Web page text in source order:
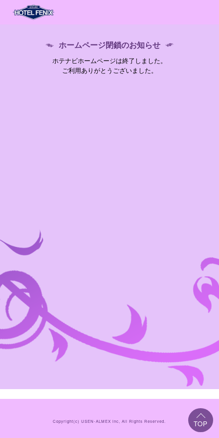
ホームページ閉鎖のお知らせ
ホテナビホームページは終了しました。
ご利用ありがとうございました。
Copyright(c)USEN-ALMEX inc, All Rights Reserved.